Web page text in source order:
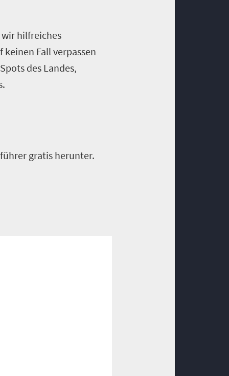
hilfreiches
Fall verpassen
des Landes,
gratis herunter.